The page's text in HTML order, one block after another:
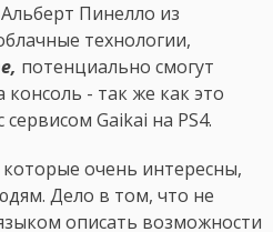
Пинелло из
технологии,
потенциально смогут
- так же как это
Gaikai на PS4.
очень интересны,
Дело в том, что не
описать возможности